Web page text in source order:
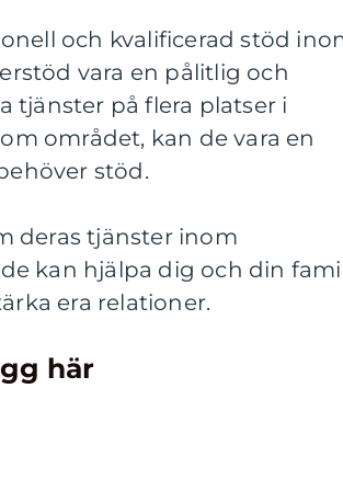
och kvalificerad stöd
vara en pålitlig och
tjänster på flera platser i
området, kan de vara en
stöd.
deras tjänster inom
kan hjälpa dig och din
era relationer.
här